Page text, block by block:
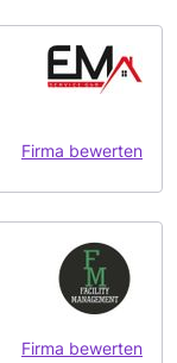
Firma bewerten
Firma bewerten